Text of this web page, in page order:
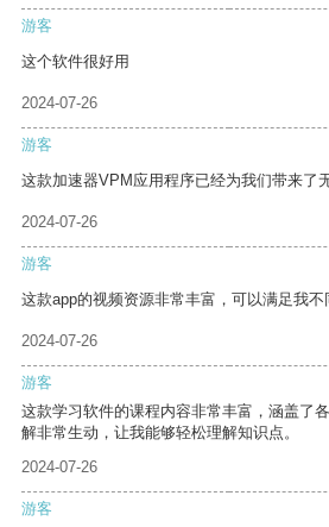
游客
这个软件很好用
2024-07-26
游客
这款加速器VPM应用程序已经为我们带来了
2024-07-26
游客
这款app的视频资源非常丰富，可以满足我不
2024-07-26
游客
这款学习软件的课程内容非常丰富，涵盖了
解非常生动，让我能够轻松理解知识点。
2024-07-26
游客